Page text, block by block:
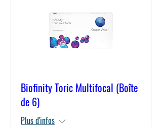
Biofinity Toric Multifocal (Boîte
de 6)
Plus d'infos